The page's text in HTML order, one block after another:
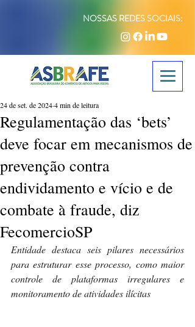
NOSSAS REDES SOCIAIS:
Regulamentação das ‘bets’
deve focar em mecanismos de
prevenção contra
endividamento e vício e de
combate à fraude, diz
FecomercioSP
24 de set. de 20244 min de leitura
Entidade destaca seis pilares necessários
para estruturar esse processo, como maior
controle de plataformas irregulares e
monitoramento de atividades ilícitas